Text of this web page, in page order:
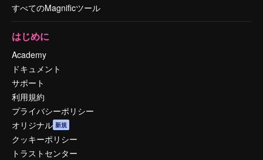
すべてのMagnificツール
はじめに
Academy
ドキュメント
サポート
利用規約
プライバシーポリシー
オリジナル 新規
クッキーポリシー
トラストセンター